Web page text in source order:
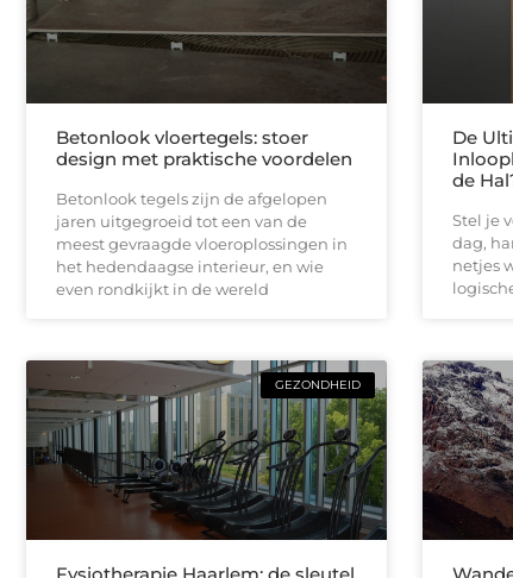
Betonlook vloertegels: stoer
design met praktische voordelen
Betonlook tegels zijn de afgelopen
jaren uitgegroeid tot een van de
meest gevraagde vloeroplossingen in
het hedendaagse interieur, en wie
even rondkijkt in de wereld
De
de
Stel je
dag,
netjes
GEZONDHEID